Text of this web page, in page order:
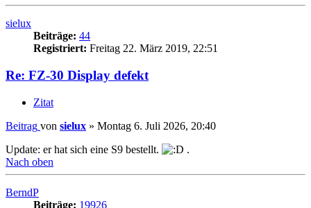
sielux
Beiträge: 44
Registriert: Freitag 22. März 2019, 22:51
Re: FZ-30 Display defekt
Zitat
Beitrag von sielux » Montag 6. Juli 2026, 20:40
Update: er hat sich eine S9 bestellt.
.
Nach oben
BerndP
Beiträge: 19926